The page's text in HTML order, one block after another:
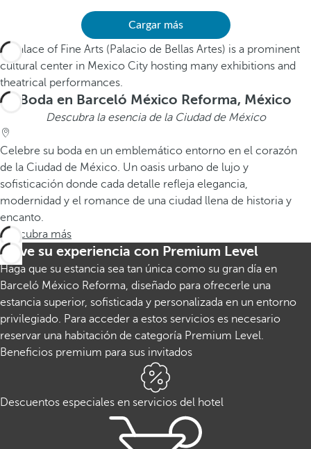
Cargar más
Boda en Barceló México Reforma, México
Descubra la esencia de la Ciudad de México
Celebre su boda en un emblemático entorno en el corazón
de la Ciudad de México. Un oasis urbano de lujo y
sofisticación donde cada detalle refleja elegancia,
modernidad y el romance de una ciudad llena de historia y
encanto.
Descubra más
Eleve su experiencia con Premium Level
Haga que su estancia sea tan única como su gran día en
Barceló México Reforma, diseñado para ofrecerle una
estancia superior, sofisticada y personalizada en un entorno
privilegiado. Para acceder a estos servicios es necesario
reservar una habitación de categoría Premium Level.
Beneficios premium para sus invitados
Descuentos especiales en servicios del hotel